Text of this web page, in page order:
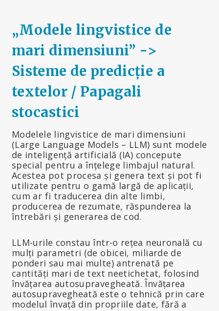
„Modele lingvistice de
mari dimensiuni” ->
Sisteme de predicție a
textelor / Papagali
stocastici
Modelele lingvistice de mari dimensiuni
(Large Language Models – LLM) sunt modele
de inteligență artificială (IA) concepute
special pentru a înțelege limbajul natural.
Acestea pot procesa și genera text și pot fi
utilizate pentru o gamă largă de aplicații,
cum ar fi traducerea din alte limbi,
producerea de rezumate, răspunderea la
întrebări și generarea de cod.
LLM-urile constau într-o rețea neuronală cu
mulți parametri (de obicei, miliarde de
ponderi sau mai multe) antrenată pe
cantități mari de text neetichetat, folosind
învățarea autosupravegheată. Învățarea
autosupravegheată este o tehnică prin care
modelul învață din propriile date, fără a